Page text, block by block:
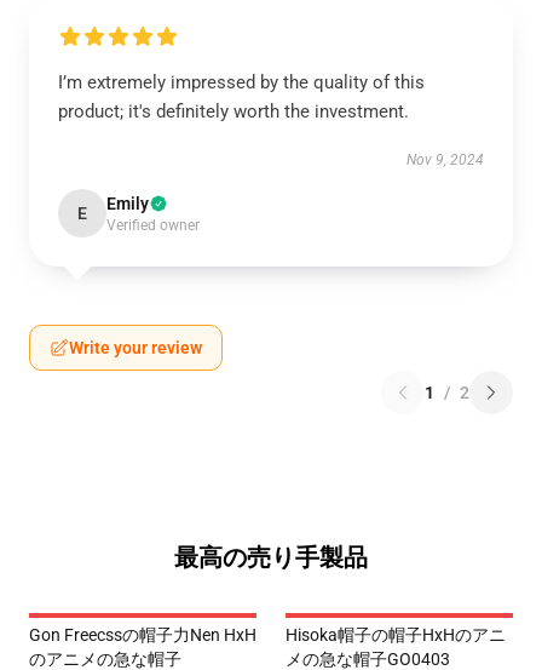
I’m extremely impressed by the quality of this
product; it's definitely worth the investment.
Nov 9, 2024
E Emily
Verified owner
Write your review
1 / 2
最高の売り手製品
Gon Freecssの帽子力Nen HxH
のアニメの急な帽子
Hisoka帽子の帽子HxHのアニ
メの急な帽子GO0403